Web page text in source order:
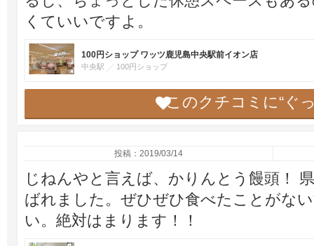
くていいですよ。
100円ショップ ワッツ鹿児島中央駅前イオン店
中央駅 100円ショップ
このクチコミに“ぐ
投稿：2019/03/14
じねんやと言えば、かりんとう饅頭！
ばれました。ぜひぜひ食べたことがな
い。絶対はまります！！